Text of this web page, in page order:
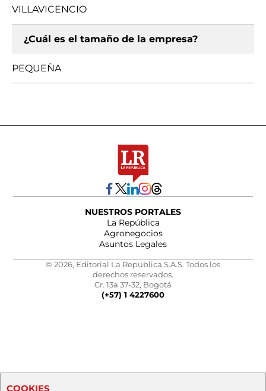
VILLAVICENCIO
¿Cuál es el tamaño de la empresa?
PEQUEÑA
NUESTROS PORTALES
La República
Agronegocios
Asuntos Legales
© 2026, Editorial La República S.A.S. Todos los
derechos reservados.
Cr. 13a 37-32, Bogotá
(+57) 1 4227600
COOKIES